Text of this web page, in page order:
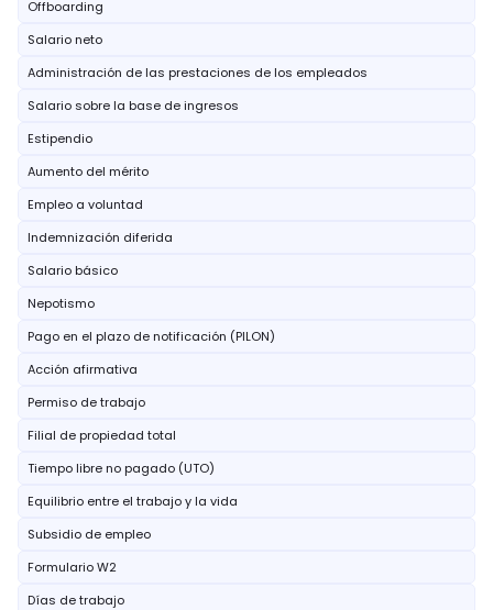
Offboarding
Salario neto
Administración de las prestaciones de los empleados
Salario sobre la base de ingresos
Estipendio
Aumento del mérito
Empleo a voluntad
Indemnización diferida
Salario básico
Nepotismo
Pago en el plazo de notificación (PILON)
Acción afirmativa
Permiso de trabajo
Filial de propiedad total
Tiempo libre no pagado (UTO)
Equilibrio entre el trabajo y la vida
Subsidio de empleo
Formulario W2
Días de trabajo